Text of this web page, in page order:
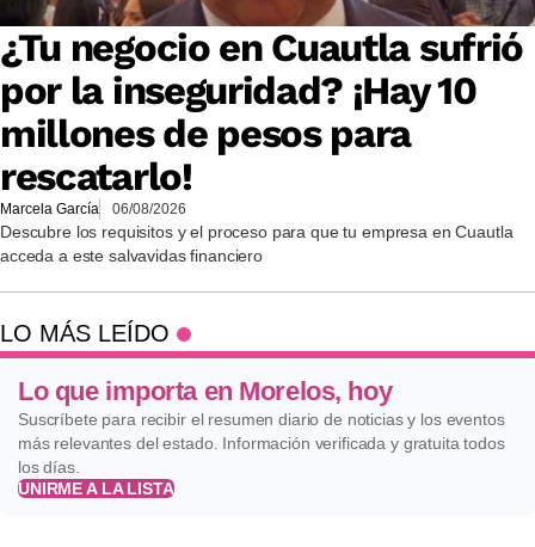
¿Tu negocio en Cuautla sufrió
por la inseguridad? ¡Hay 10
millones de pesos para
rescatarlo!
Marcela García 06/08/2026
Descubre los requisitos y el proceso para que tu empresa en Cuautla
acceda a este salvavidas financiero
LO MÁS LEÍDO
Lo que importa en Morelos, hoy
Suscríbete para recibir el resumen diario de noticias y los eventos
más relevantes del estado. Información verificada y gratuita todos
los días.
UNIRME A LA LISTA